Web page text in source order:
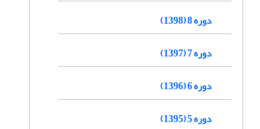
دوره 8 (1398)
دوره 7 (1397)
دوره 6 (1396)
دوره 5 (1395)